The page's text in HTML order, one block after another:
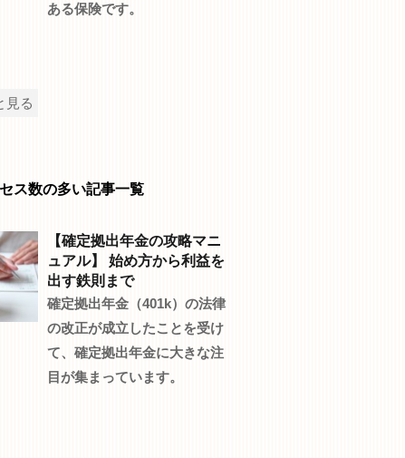
ある保険です。
見る
ス数の多い記事一覧
【確定拠出年金の攻略マニ
ュアル】 始め方から利益を
出す鉄則まで
確定拠出年金（401k）の法律
の改正が成立したことを受け
て、確定拠出年金に大きな注
目が集まっています。